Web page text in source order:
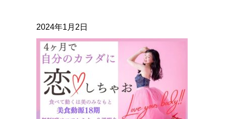
2024年1月2日